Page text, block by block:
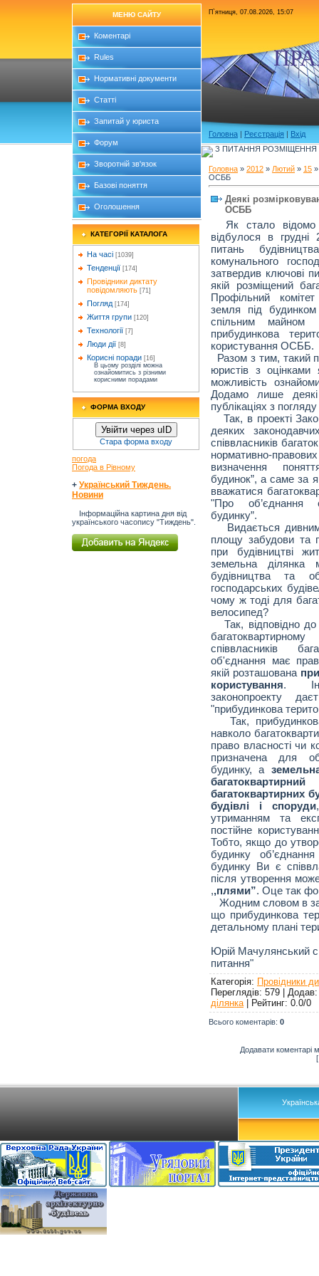
МЕНЮ САЙТУ
Коментарі
Rules
Нормативні документи
Статті
Запитай у юриста
Форум
Зворотній зв'язок
Базові поняття
Оголошення
КАТЕГОРІЇ КАТАЛОГА
На часі [1039]
Тенденції [174]
Провідники диктату
повідомляють [71]
Погляд [174]
Життя групи [120]
Технології [7]
Люди дії [8]
Корисні поради [16]
В цьому розділі можна
ознайомитись з різними
корисними порадами
ФОРМА ВХОДУ
Увійти через uID
Стара форма входу
погода
Погода в Рівному
+ Український Тиждень.
Новини
Інформаційна картина дня від
українського часопису "Тиждень".
П`ятниця, 07.08.2026, 15:07
Головна | Реєстрація | Вхід
З ПИТАННЯ РОЗМІЩЕННЯ
Головна » 2012 » Лютий » 15
ОСББ
Деякі
ОСББ
Як стало відомо
відбулося в
питань
комунального
затвердив ключові
якій розміщений
Профільний
земля під
спільним майном
прибудинкова
користування ОСББ.
Разом з тим, такий
юристів з
можливість
Додамо лише
публікаціях з
Так, в проекті
деяких
співвласників
нормативно-
визначення
будинок”, а саме за
вважатися
"Про об’єднання
будинку”.
Видається дивним
площу забудови та
при будівництві
земельна ділянка
будівництва та
господарських
чому ж тоді для
велосипед?
Так, відповідно до
співвласників
об'єднання має
якій розташована
користування.
законопроекту
"прибудинкова
Так,
навколо
право власності чи
призначена для
будинку, а
багатоквартирних
будівлі і споруди
утриманням та
постійне
Тобто, якщо до
будинку об’єднання
будинку Ви є
після утворення
,,плями”. Оце так
Жодним словом в
що прибудинкова
детальному плані
Юрій Мачулянський
питання"
Категорія: Провідники
Переглядів: 579 | Додав
ділянка | Рейтинг: 0.0/0
Всього коментарів: 0
Додавати коментарі